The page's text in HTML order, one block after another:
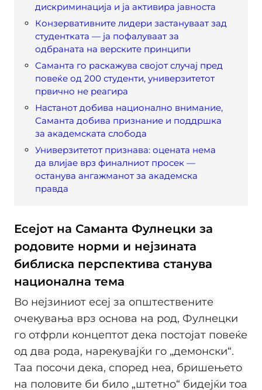
дискриминација и ја активира јавноста
Конзервативните лидери застануваат зад
студентката — ја пофалуваат за
одбраната на верските принципи
Саманта го раскажува својот случај пред
повеќе од 200 студенти, универзитетот
првично не реагира
Настанот добива национално внимание,
Саманта добива признание и поддршка
за академската слобода
Универзитетот признава: оцената нема
да влијае врз финалниот просек —
останува ангажманот за академска
правда
Есејот на Саманта Фулнецки за
родовите норми и нејзината
библиска перспектива станува
национална тема
Во нејзиниот есеј за општествените
очекувања врз основа на род, Фулнецки
го отфрли концептот дека постојат повеќе
од два рода, нарекувајќи го „демонски“.
Таа посочи дека, според неа, бришењето
на половите би било „штетно“ бидејќи тоа